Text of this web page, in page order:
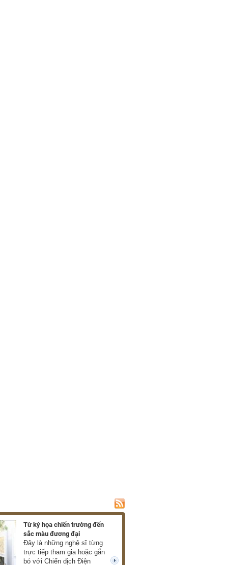
Từ ký họa chiến trường đến
sắc màu đương đại
Đây là những nghệ sĩ từng
trực tiếp tham gia hoặc gắn
bó với Chiến dịch Điện
next